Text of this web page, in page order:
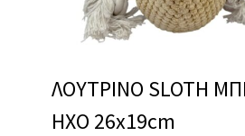
ΛΟΥΤΡΙΝΟ SLOTH
ΗΧΟ 26x19cm